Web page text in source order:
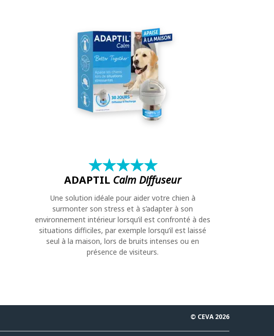
★★★★★
☆☆☆☆☆
ADAPTIL Calm Diffuseur
Une solution idéale pour aider votre chien à
surmonter son stress et à s’adapter à son
environnement intérieur lorsqu’il est confronté à des
situations difficiles, par exemple lorsqu’il est laissé
seul à la maison, lors de bruits intenses ou en
présence de visiteurs.
© CEVA 2026